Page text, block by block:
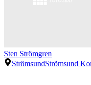
Sten Strömgren
StrömsundStrömsund